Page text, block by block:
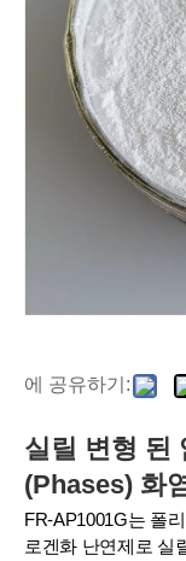
에 공유하기:
실릴 변형 된
(Phases) 화
FR-AP1001G는 폴
로겐화 난연제로 실